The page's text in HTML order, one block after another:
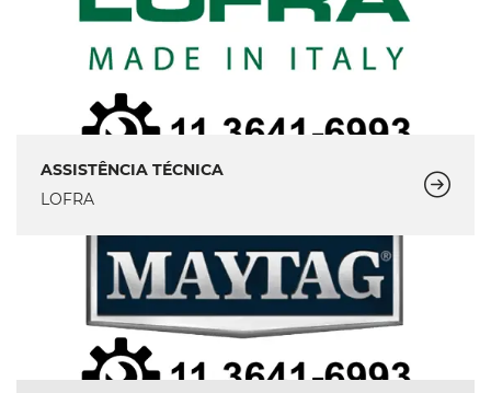
ASSISTÊNCIA TÉCNICA
LOFRA